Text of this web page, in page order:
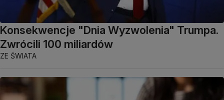
Konsekwencje "Dnia Wyzwolenia" Trumpa.
Zwrócili 100 miliardów
ZE ŚWIATA